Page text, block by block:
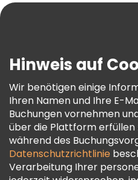
AGB Und Rechtliches
Cookie-Richtlinie
Freetour Auszeichnungen
Treueprogramm
Hinweis auf
Wir benötigen einige
Ihren Namen und Ihre E-
Buchungen vornehmen
über die Plattform erfüllen
während des
Datenschutzrichtlinie
Verarbeitung Ihrer